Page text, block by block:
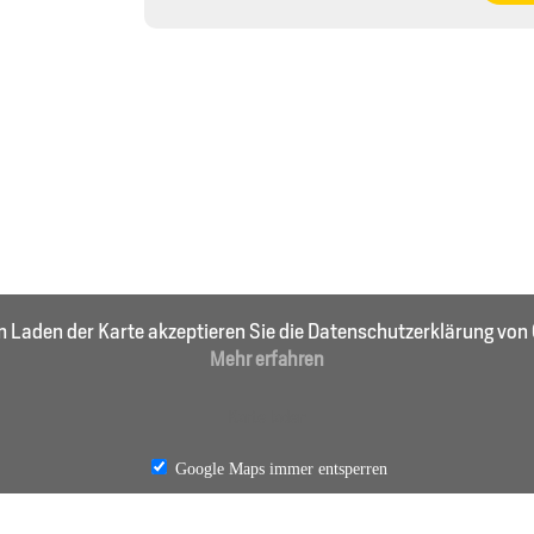
Laden der Karte akzeptieren Sie die Datenschutzerklärung von
Mehr erfahren
Google Maps immer entsperren